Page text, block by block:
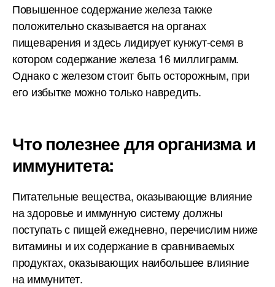
Повышенное содержание железа также
положительно сказывается на органах
пищеварения и здесь лидирует кунжут-семя в
котором содержание железа 16 миллиграмм.
Однако с железом стоит быть осторожным, при
его избытке можно только навредить.
Что полезнее для организма и
иммунитета:
Питательные вещества, оказывающие влияние
на здоровье и иммунную систему должны
поступать с пищей ежедневно, перечислим ниже
витамины и их содержание в сравниваемых
продуктах, оказывающих наибольшее влияние
на иммунитет.